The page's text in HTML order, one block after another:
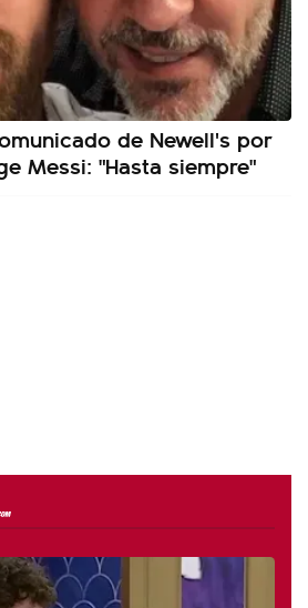
de Newell's por
Messi: "Hasta siempre"